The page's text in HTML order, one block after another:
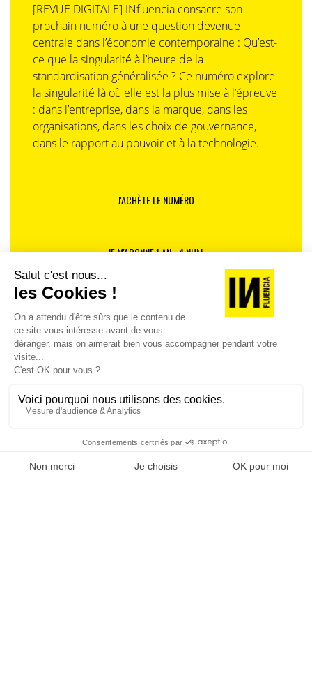
Samsunginspire le monde et façonne
l’avenir grâce à ses idées et
technologies innovantes. L’entreprise
réinvente ainsi le monde de la
télévision, des smartphones, des
objets connectés, des tablettes, de
l’électroménager, des réseaux, du
stockage, des systèmes LSI, de la
fonderie et des LED pour offrir une
SmartThingset à une collaboration
[REVUE DIGITALE] INfluencia consacre son
prochain numéro à une question devenue
centrale dans l’économie contemporaine : Qu’est-
ce que la singularité à l’heure de la
standardisation généralisée ? Ce numéro explore
la singularité là où elle est la plus mise à l’épreuve
: dans l’entreprise, dans la marque, dans les
organisations, dans les choix de gouvernance,
dans le rapport au pouvoir et à la technologie.
J'ACHÈTE LE NUMÉRO
JE M'ABONNE 1 AN - 4 NUM.
JE DÉCOUVRE LES NUMÉROS PRÉCÉDENTS
Je suis déjà abonné(e) :je consulte la revue en